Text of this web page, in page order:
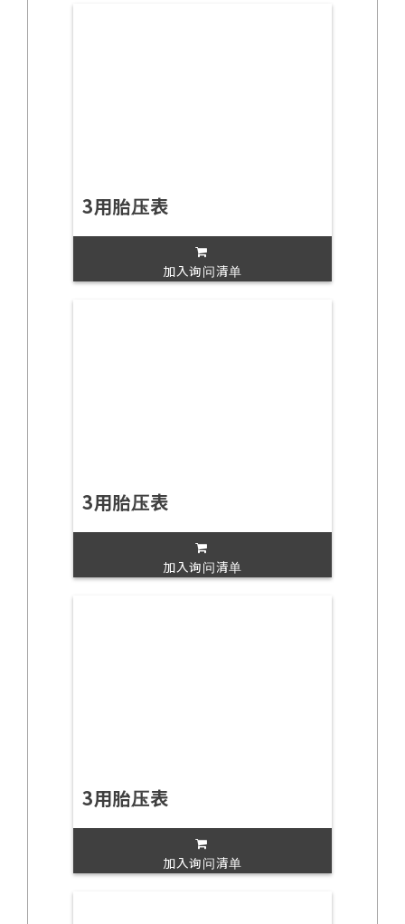
3用胎压表
加入询问清单
3用胎压表
加入询问清单
3用胎压表
加入询问清单